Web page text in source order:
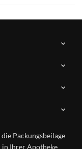
Packungsbeilage
in Ihrer Apotheke